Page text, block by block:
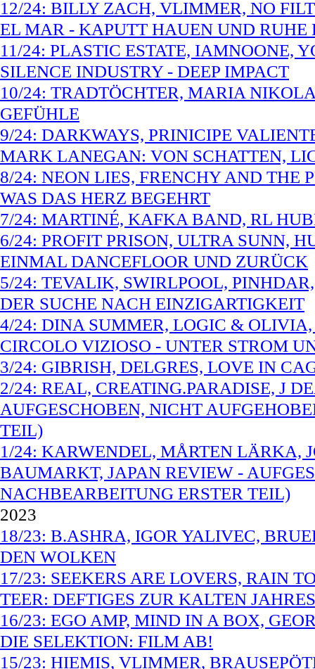
12/24: BILLY ZACH, VLIMMER, NO
EL MAR - KAPUTT HAUEN UND RUHE
11/24: PLASTIC ESTATE, IAMNOONE,
SILENCE INDUSTRY - DEEP IMPACT
10/24: TRADTÖCHTER, MARIA
GEFÜHLE
9/24: DARKWAYS, PRINICIPE
MARK LANEGAN: VON SCHATTEN,
8/24: NEON LIES, FRENCHY AND THE
WAS DAS HERZ BEGEHRT
7/24: MARTINÉ, KAFKA BAND, RL
6/24: PROFIT PRISON, ULTRA SUNN,
EINMAL DANCEFLOOR UND ZURÜCK
5/24: TEVALIK, SWIRLPOOL,
DER SUCHE NACH EINZIGARTIGKEIT
4/24: DINA SUMMER, LOGIC &
CIRCOLO VIZIOSO - UNTER STROM
3/24: GIBRISH, DELGRES, LOVE IN
2/24: REAL, CREATING.PARADISE, J
AUFGESCHOBEN, NICHT
TEIL)
1/24: KARWENDEL, MÅRTEN LÄRKA,
BAUMARKT, JAPAN REVIEW -
NACHBEARBEITUNG ERSTER TEIL)
2023
18/23: B.ASHRA, IGOR YALIVEC,
DEN WOLKEN
17/23: SEEKERS ARE LOVERS, RAIN
TEER: DEFTIGES ZUR KALTEN
16/23: EGO AMP, MIND IN A BOX,
DIE SELEKTION: FILM AB!
15/23: HIEMIS, VLIMMER,